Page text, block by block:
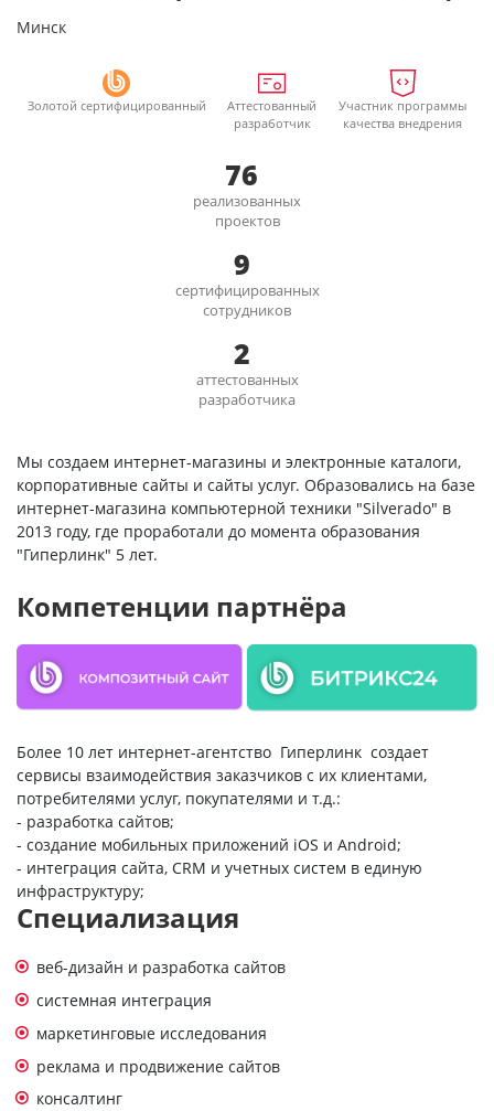
Минск
Золотой сертифицированный
Аттестованный
разработчик
Участник программы
качества внедрения
76
реализованных
проектов
9
сертифицированных
сотрудников
2
аттестованных
разработчика
Мы создаем интернет-магазины и электронные каталоги,
корпоративные сайты и сайты услуг. Образовались на базе
интернет-магазина компьютерной техники "Silverado" в
2013 году, где проработали до момента образования
"Гиперлинк" 5 лет.
Компетенции партнёра
Более 10 лет интернет-агентство Гиперлинк создает
сервисы взаимодействия заказчиков с их клиентами,
потребителями услуг, покупателями и т.д.:
- разработка сайтов;
- создание мобильных приложений iOS и Android;
- интеграция сайта, CRM и учетных систем в единую
инфраструктуру;
Специализация
веб-дизайн и разработка сайтов
системная интеграция
маркетинговые исследования
реклама и продвижение сайтов
консалтинг